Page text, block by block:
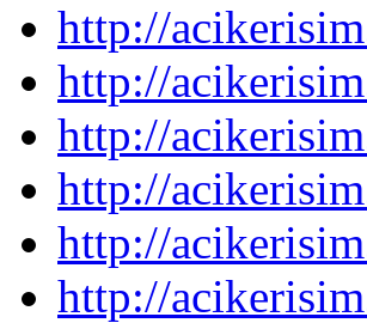
http://
http://
http://
http://
http://
http://